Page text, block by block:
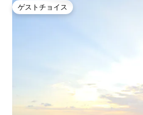
ゲストチョイス
ゲストチョイス